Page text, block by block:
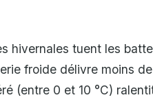
hivernales tuent les
froide délivre moins
(entre 0 et 10 °C)